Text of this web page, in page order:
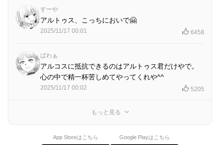
すーや
アルトゥス、こっちにおいで🤗
2025/11/17 00:01 6458
ぱわぁ
アルコスに抵抗できるのはアルトゥス君だけやで。
心の中で精一杯苦しめてやってくれや^^
2025/11/17 00:02 5205
もっと見る
App Storeはこちら Google Playはこちら